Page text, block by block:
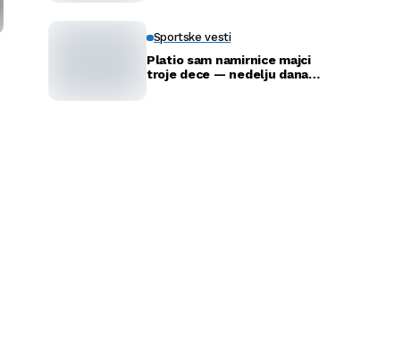
Sportske vesti
Platio sam namirnice majci
troje dece — nedelju dana